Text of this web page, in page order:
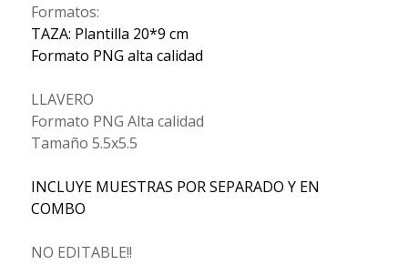
Formatos:
TAZA: Plantilla 20*9 cm
Formato PNG alta calidad
LLAVERO
Formato PNG Alta calidad
Tamaño 5.5x5.5
INCLUYE MUESTRAS POR SEPARADO Y EN
COMBO
NO EDITABLE!!